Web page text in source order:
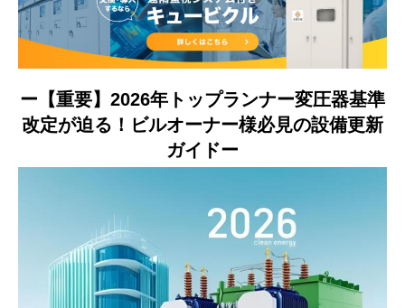
ー【重要】2026年トップランナー変圧器基準
改定が迫る！ビルオーナー様必見の設備更新
ガイドー